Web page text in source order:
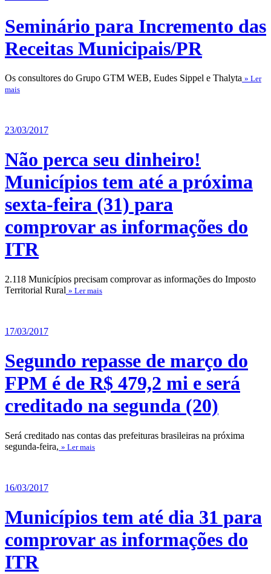
Seminário para Incremento das
Receitas Municipais/PR
Os consultores do Grupo GTM WEB, Eudes Sippel e Thalyta » Ler
mais
23/03/2017
Não perca seu dinheiro!
Municípios tem até a próxima
sexta-feira (31) para
comprovar as informações do
ITR
2.118 Municípios precisam comprovar as informações do Imposto
Territorial Rural » Ler mais
17/03/2017
Segundo repasse de março do
FPM é de R$ 479,2 mi e será
creditado na segunda (20)
Será creditado nas contas das prefeituras brasileiras na próxima
segunda-feira, » Ler mais
16/03/2017
Municípios tem até dia 31 para
comprovar as informações do
ITR